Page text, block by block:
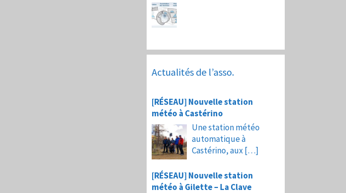
Actualités de l’asso.
[RÉSEAU] Nouvelle station
météo à Castérino
Une station météo
automatique à
Castérino, aux […]
[RÉSEAU] Nouvelle station
météo à Gilette – La Clave